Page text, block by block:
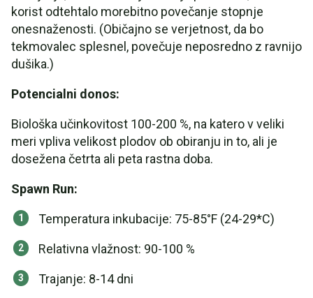
korist odtehtalo morebitno povečanje stopnje
onesnaženosti. (Običajno se verjetnost, da bo
tekmovalec splesnel, povečuje neposredno z ravnijo
dušika.)
Potencialni donos:
Biološka učinkovitost 100-200 %, na katero v veliki
meri vpliva velikost plodov ob obiranju in to, ali je
dosežena četrta ali peta rastna doba.
Spawn Run:
Temperatura inkubacije: 75-85°F (24-29*C)
Relativna vlažnost: 90-100 %
Trajanje: 8-14 dni